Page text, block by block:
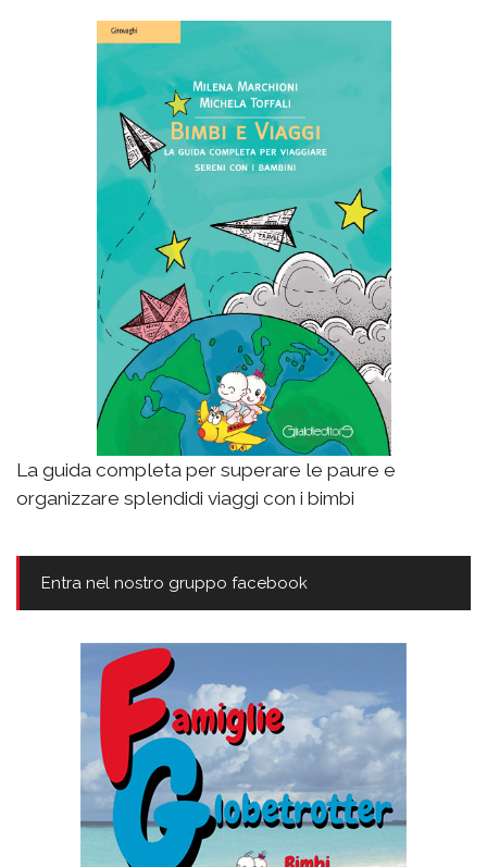
La guida completa per superare le paure e
organizzare splendidi viaggi con i bimbi
Entra nel nostro gruppo facebook